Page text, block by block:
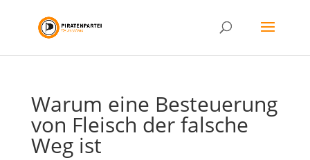
Warum eine Besteuerung
von Fleisch der falsche
Weg ist